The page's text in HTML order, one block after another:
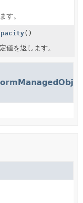
す。
()
値を返します。